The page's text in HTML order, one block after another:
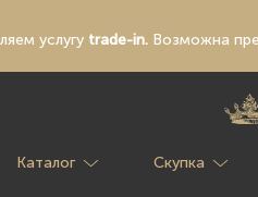
услугу trade-in.Возможна
Каталог Скупка